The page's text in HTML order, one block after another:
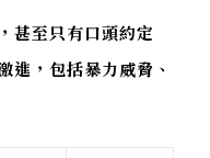
甚至只有口頭約定
進，包括暴力威脅、